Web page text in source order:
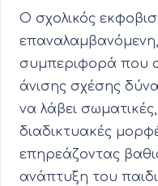
Ο σχολικός
επαναλαμβανόμενη,
συμπεριφορά που
άνισης σχέσης
να λάβει σωματικές,
διαδικτυακές
επηρεάζοντας
ανάπτυξη του